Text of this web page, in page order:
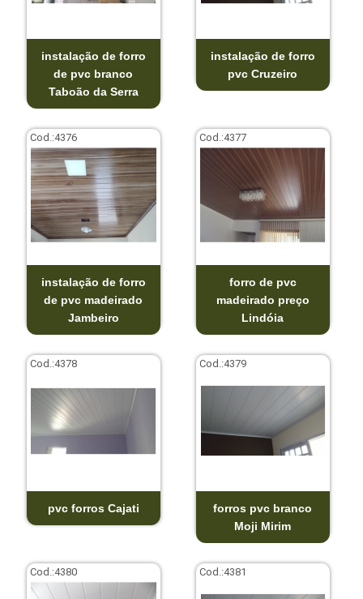
instalação de forro
de pvc branco
Taboão da Serra
instalação de forro
pvc Cruzeiro
Cod.:4376
instalação de forro
de pvc madeirado
Jambeiro
Cod.:4377
forro de pvc
madeirado preço
Lindóia
Cod.:4378
pvc forros Cajati
Cod.:4379
forros pvc branco
Moji Mirim
Cod.:4380 Cod.:4381